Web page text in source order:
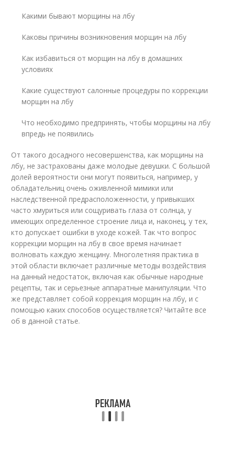
Какими бывают морщины на лбу
Каковы причины возникновения морщин на лбу
Как избавиться от морщин на лбу в домашних
условиях
Какие существуют салонные процедуры по коррекции
морщин на лбу
Что необходимо предпринять, чтобы морщины на лбу
впредь не появились
От такого досадного несовершенства, как морщины на
лбу, не застрахованы даже молодые девушки. С большой
долей вероятности они могут появиться, например, у
обладательниц очень оживленной мимики или
наследственной предрасположенности, у привыкших
часто хмуриться или сощуривать глаза от солнца, у
имеющих определенное строение лица и, наконец, у тех,
кто допускает ошибки в уходе кожей. Так что вопрос
коррекции морщин на лбу в свое время начинает
волновать каждую женщину. Многолетняя практика в
этой области включает различные методы воздействия
на данный недостаток, включая как обычные народные
рецепты, так и серьезные аппаратные манипуляции. Что
же представляет собой коррекция морщин на лбу, и с
помощью каких способов осуществляется? Читайте все
об в данной статье.